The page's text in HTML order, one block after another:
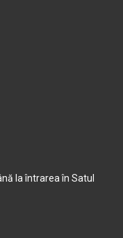
la întrarea în Satul